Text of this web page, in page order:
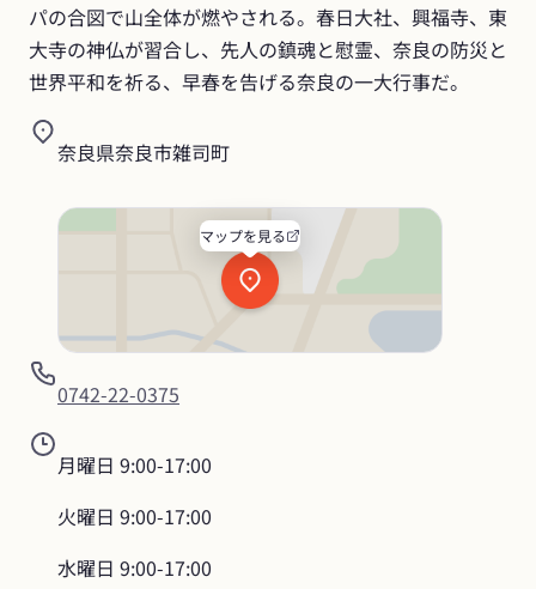
パの合図で山全体が燃やされる。春日大社、興福寺、東
大寺の神仏が習合し、先人の鎮魂と慰霊、奈良の防災と
世界平和を祈る、早春を告げる奈良の一大行事だ。
奈良県奈良市雑司町
マップを見る
0742-22-0375
月曜日 9:00-17:00
火曜日 9:00-17:00
水曜日 9:00-17:00